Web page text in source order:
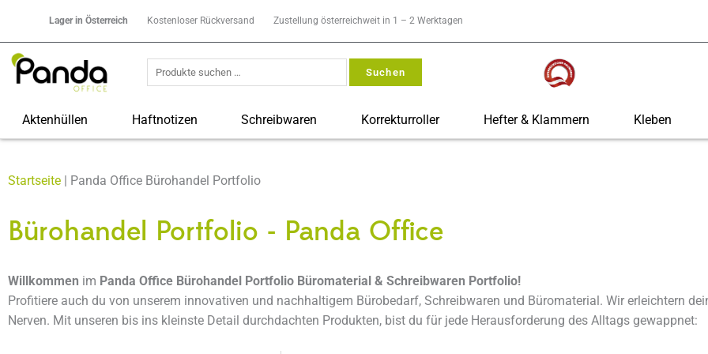
Lager in Österreich Kostenloser Rückversand Zustellung österreichweit in 1 – 2 Werktagen
Suchen
nach:
Suchen
Aktenhüllen Haftnotizen Schreibwaren Korrekturroller Hefter & Klammern Kleben
Startseite Panda Office Bürohandel Portfolio
Bürohandel Portfolio - Panda Office
Willkommen im Panda Office Bürohandel Portfolio Büromaterial & Schreibwaren Portfolio!
Profitiere auch du von unserem innovativen und nachhaltigem Bürobedarf, Schreibwaren und Büromaterial. Wir erleichtern
Nerven. Mit unseren bis ins kleinste Detail durchdachten Produkten, bist du für jede Herausforderung des Alltags gewappnet: